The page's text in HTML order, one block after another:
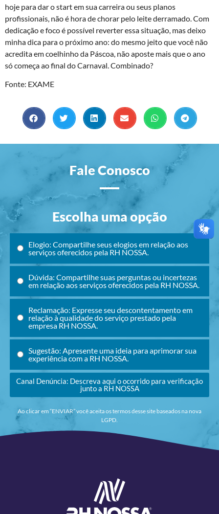
hoje para dar o start em sua carreira ou seus planos
profissionais, não é hora de chorar pelo leite derramado. Com
dedicação e foco é possível reverter essa situação, mas deixo
minha dica para o próximo ano: do mesmo jeito que você não
acredita em coelhinho da Páscoa, não aposte mais que o ano
só começa ao final do Carnaval. Combinado?
Fonte: EXAME
Fale Conosco
Escolha uma opção
Elogio: Compartilhe seus elogios em relação aos
serviços oferecidos pela RH NOSSA.
Dúvida: Compartilhe suas perguntas ou incertezas
em relação aos serviços oferecidos pela RH NOSSA.
Reclamação: Expresse seu descontentamento em
relação à qualidade do serviço prestado pela
empresa RH NOSSA.
Sugestão: Apresente uma ideia para aprimorar sua
experiência com a RH NOSSA.
Canal Denúncia: Descreva aqui o ocorrido para verificação
junto a RH NOSSA
Ao clicar em “ENVIAR” você aceita os termos desse site baseados na nova
LGPD.